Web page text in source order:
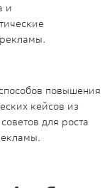
и
повышения
кейсов из
для роста